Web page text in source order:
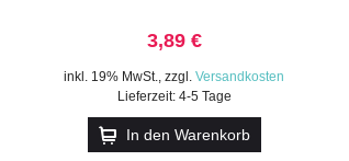
3,89 €
inkl. 19% MwSt.,zzgl.Versandkosten
Lieferzeit: 4-5 Tage
In den Warenkorb